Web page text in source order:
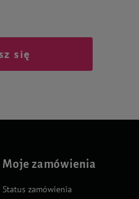
się
Moje zamówienia
Status zamówienia